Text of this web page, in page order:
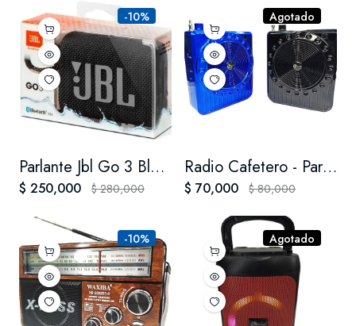
-10%
Parlante Jbl Go 3 Bluetooth Portátil Sumergible Go3 Original
$ 250,000 $ 280,000
Agotado
Radio Cafetero - Parlante Megáfono Portátil
$ 70,000 $ 80,000
-10% Agotado